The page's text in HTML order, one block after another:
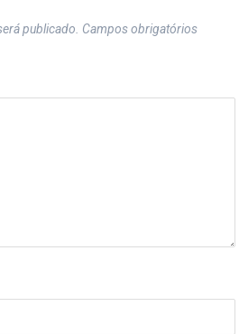
publicado. Campos obrigatórios